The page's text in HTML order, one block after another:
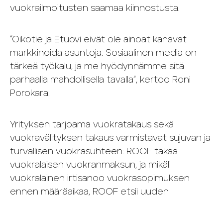
vuokrailmoitusten saamaa kiinnostusta.
”Oikotie ja Etuovi eivät ole ainoat kanavat
markkinoida asuntoja. Sosiaalinen media on
tärkeä työkalu, ja me hyödynnämme sitä
parhaalla mahdollisella tavalla”, kertoo Roni
Porokara.
Yrityksen tarjoama vuokratakaus sekä
vuokravälityksen takaus varmistavat sujuvan ja
turvallisen vuokrasuhteen: ROOF takaa
vuokralaisen vuokranmaksun, ja mikäli
vuokralainen irtisanoo vuokrasopimuksen
ennen määräaikaa, ROOF etsii uuden